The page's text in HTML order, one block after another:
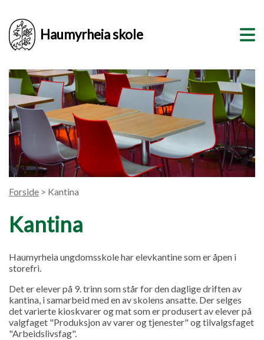
Haumyrheia skole
Forside > Kantina
Kantina
Haumyrheia ungdomsskole har elevkantine som er åpen i
storefri.
Det er elever på 9. trinn som står for den daglige driften av
kantina, i samarbeid med en av skolens ansatte. Der selges
det varierte kioskvarer og mat som er produsert av elever på
valgfaget "Produksjon av varer og tjenester" og tilvalgsfaget
"Arbeidslivsfag".